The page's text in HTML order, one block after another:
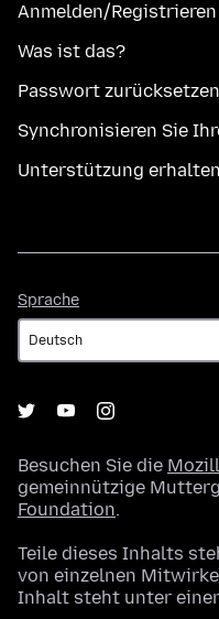
Anmelden/Registrieren
Was ist das?
Passwort zurücksetzen
Synchronisieren Sie
Unterstützung erhalten
Sprache
Besuchen Sie die
gemeinnützige
Foundation.
Teile dieses Inhalts
von einzelnen
Inhalt steht unter einer